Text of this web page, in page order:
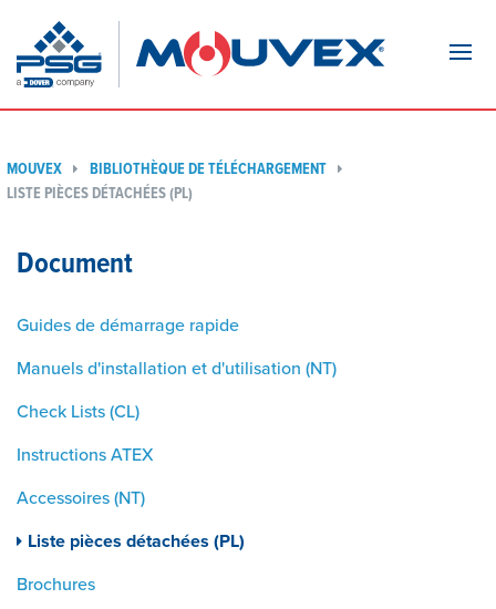
MOUVEX
BIBLIOTHÈQUE DE TÉLÉCHARGEMENT
LISTE PIÈCES DÉTACHÉES (PL)
Document
Guides de démarrage rapide
Manuels d'installation et d'utilisation (NT)
Check Lists (CL)
Instructions ATEX
Accessoires (NT)
Liste pièces détachées (PL)
Brochures